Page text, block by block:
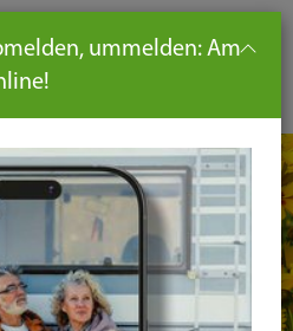
DE
ummelden: Am